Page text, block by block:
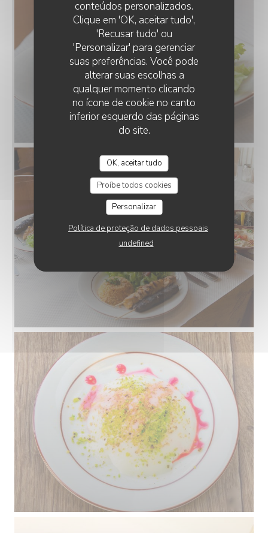
conteúdos personalizados.
Clique em 'OK, aceitar tudo',
'Recusar tudo' ou
'Personalizar' para gerenciar
suas preferências. Você pode
alterar suas escolhas a
qualquer momento clicando
no ícone de cookie no canto
inferior esquerdo das páginas
do site.
OK, aceitar tudo
Proíbe todos cookies
Personalizar
Política de proteção de dados pessoais
undefined